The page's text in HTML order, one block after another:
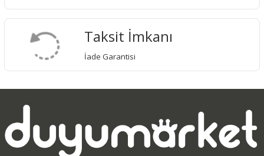
Taksit İmkanı
İade Garantisi